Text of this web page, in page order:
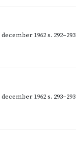
december 1962s. 292–293
december 1962s. 293–293